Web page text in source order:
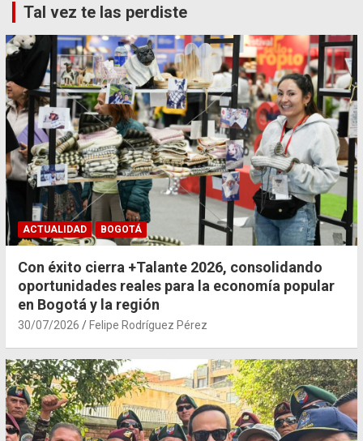
Tal vez te las perdiste
ACTUALIDAD BOGOTÁ
Con éxito cierra +Talante 2026, consolidando
oportunidades reales para la economía popular
en Bogotá y la región
30/07/2026 Felipe Rodríguez Pérez